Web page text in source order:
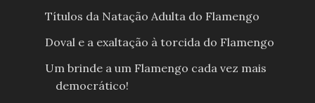
Títulos da Natação Adulta do Flamengo
Doval e a exaltação à torcida do Flamengo
Um brinde a um Flamengo cada vez mais
democrático!